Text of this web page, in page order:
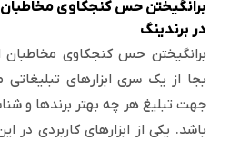
برانگیختن حس کنجکاوی
در برندینگ
برانگیختن حس کنجکاوی مخاطبان
بجا از یک سری ابزارهای
جهت تبلیغ هر چه بهتر برندها و
باشد. یکی از ابزارهای کاربردی در